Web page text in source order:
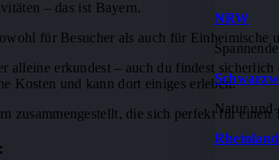
NRW
Natur und
– das ist Bayern.
für Besucher als auch für Einheimische
alleine erkundest – auch du findest
Kosten und kann dort einiges erleben.
die sich perfekt für einen